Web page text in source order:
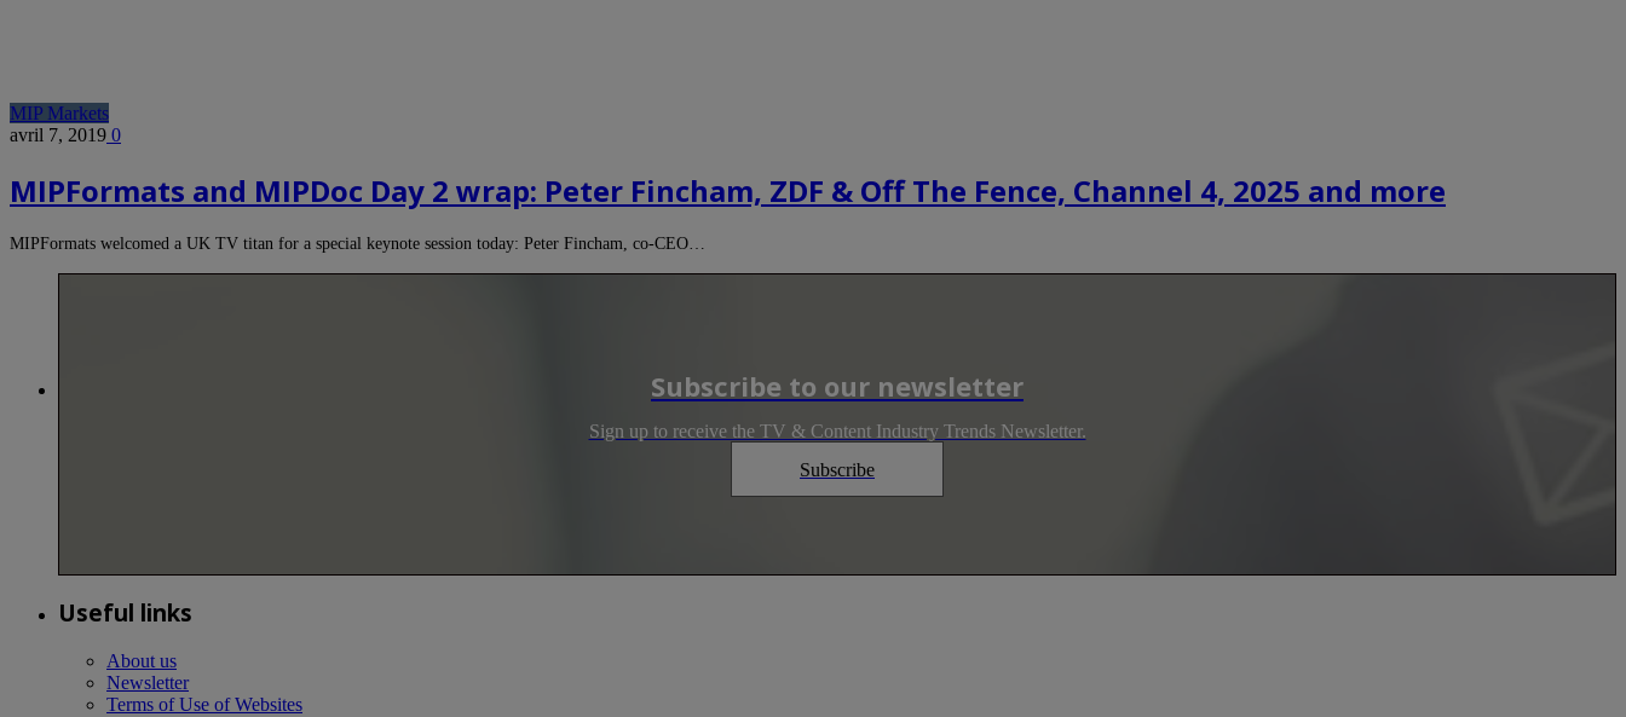
MIP Markets
avril 7, 2019 0
MIPFormats and MIPDoc Day 2 wrap: Peter Fincham, ZDF & Off The Fence, Channel 4, 2025 and more
MIPFormats welcomed a UK TV titan for a special keynote session today: Peter Fincham, co-CEO…
Subscribe to our newsletter
Sign up to receive the TV & Content Industry Trends Newsletter.
Subscribe
Useful links
About us
Newsletter
Terms of Use of Websites